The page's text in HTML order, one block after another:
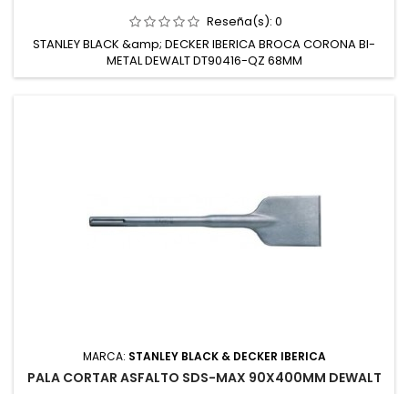
Reseña(s): 0
STANLEY BLACK &amp; DECKER IBERICA BROCA CORONA BI-
METAL DEWALT DT90416-QZ 68MM
MARCA: STANLEY BLACK & DECKER IBERICA
PALA CORTAR ASFALTO SDS-MAX 90X400MM DEWALT